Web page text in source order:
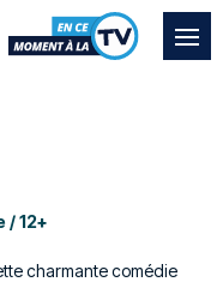
/ 12+
charmante comédie